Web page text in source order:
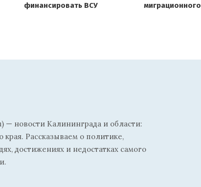
финансировать ВСУ
миграционного
— новости Калининграда и области:
края. Рассказываем о политике,
достижениях и недостатках самого